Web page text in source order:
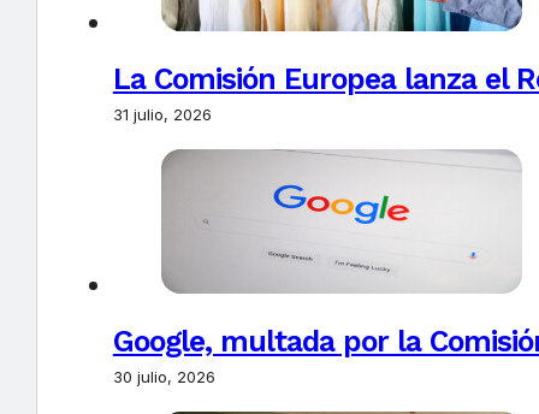
La Comisión Europea lanza el
31 julio, 2026
Google, multada por la
30 julio, 2026